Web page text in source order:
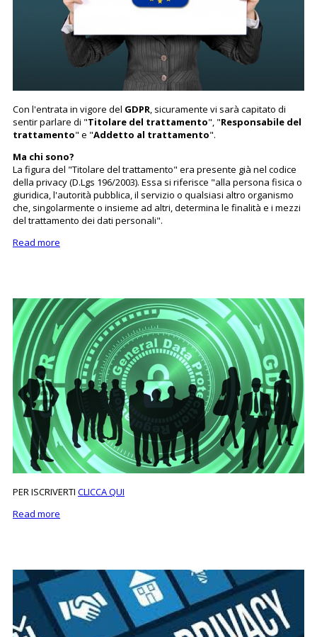
Con l'entrata in vigore del GDPR, sicuramente vi sarà capitato di
sentir parlare di "Titolare del trattamento", "Responsabile del
trattamento" e "Addetto al trattamento".
Ma chi sono?
La figura del "Titolare del trattamento" era presente già nel codice
della privacy (D.Lgs 196/2003). Essa si riferisce "alla persona fisica o
giuridica, l'autorità pubblica, il servizio o qualsiasi altro organismo
che, singolarmente o insieme ad altri, determina le finalità e i mezzi
del trattamento dei dati personali".
Read more
PER ISCRIVERTI CLICCA QUI
Read more